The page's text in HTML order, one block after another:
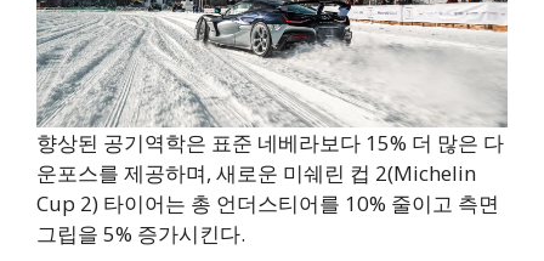
향상된 공기역학은 표준 네베라보다 15% 더 많은 다
운포스를 제공하며, 새로운 미쉐린 컵 2(Michelin
Cup 2) 타이어는 총 언더스티어를 10% 줄이고 측면
그립을 5% 증가시킨다.